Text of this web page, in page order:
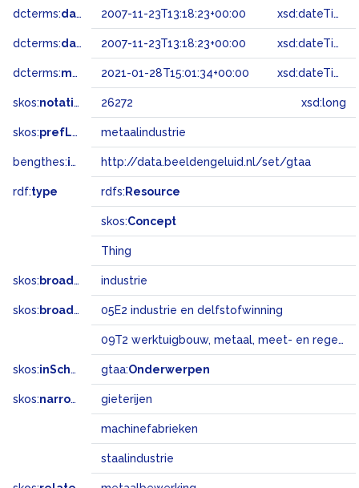
dcterms:dateAccepted 2007-11-23T13:18:23+00:00 xsd:dateTime
dcterms:dateSubmitted 2007-11-23T13:18:23+00:00 xsd:dateTime
dcterms:modified 2021-01-28T15:01:34+00:00 xsd:dateTime
skos:notation 26272 xsd:long
skos:prefLabel metaalindustrie
bengthes:inSet http://data.beeldengeluid.nl/set/gtaa
rdf:type rdfs: Resource
skos:Concept
Thing
skos: broader industrie
skos: broadMatch 05E2 industrie en delfstofwinning
09T2 werktuigbouw, metaal, meet- en regeltechniek, verkeerstechniek
skos:inScheme gtaa:Onderwerpen
skos:narrower gieterijen
machinefabrieken
staalindustrie